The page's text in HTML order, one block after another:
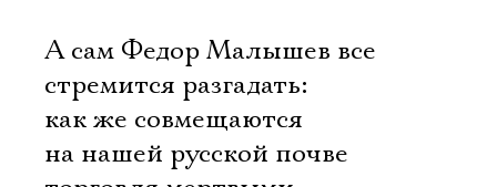
А сам Федор Малышев все
стремится разгадать:
как же совмещаются
на нашей русской почве